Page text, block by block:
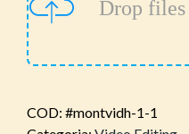
Drop
COD: #montvidh-1-1